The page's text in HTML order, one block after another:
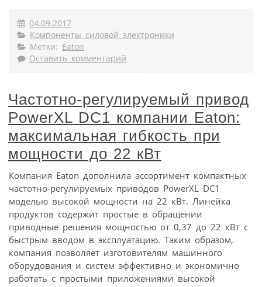
04.09.2017
Компоненты силовой электроники
Метки: Eaton
Оставить комментарий
Частотно-регулируемый привод
PowerXL DC1 компании Eaton:
максимальная гибкость при
мощности до 22 кВт
Компания Eaton дополнила ассортимент компактных
частотно-регулируемых приводов PowerXL DC1
моделью высокой мощности на 22 кВт. Линейка
продуктов содержит простые в обращении
приводные решения мощностью от 0,37 до 22 кВт с
быстрым вводом в эксплуатацию. Таким образом,
компания позволяет изготовителям машинного
оборудования и систем эффективно и экономично
работать с простыми приложениями высокой